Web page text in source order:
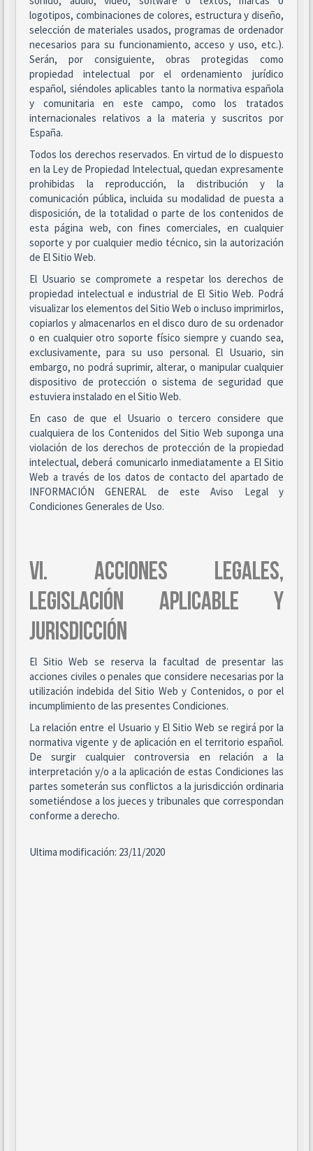
logotipos, combinaciones de colores, estructura y diseño,
selección de materiales usados, programas de ordenador
necesarios para su funcionamiento, acceso y uso, etc.).
Serán, por consiguiente, obras protegidas como
propiedad intelectual por el ordenamiento jurídico
español, siéndoles aplicables tanto la normativa española
y comunitaria en este campo, como los tratados
internacionales relativos a la materia y suscritos por
España.
Todos los derechos reservados. En virtud de lo dispuesto
en la Ley de Propiedad Intelectual, quedan expresamente
prohibidas la reproducción, la distribución y la
comunicación pública, incluida su modalidad de puesta a
disposición, de la totalidad o parte de los contenidos de
esta página web, con fines comerciales, en cualquier
soporte y por cualquier medio técnico, sin la autorización
de El Sitio Web.
El Usuario se compromete a respetar los derechos de
propiedad intelectual e industrial de El Sitio Web. Podrá
visualizar los elementos del Sitio Web o incluso imprimirlos,
copiarlos y almacenarlos en el disco duro de su ordenador
o en cualquier otro soporte físico siempre y cuando sea,
exclusivamente, para su uso personal. El Usuario, sin
embargo, no podrá suprimir, alterar, o manipular cualquier
dispositivo de protección o sistema de seguridad que
estuviera instalado en el Sitio Web.
En caso de que el Usuario o tercero considere que
cualquiera de los Contenidos del Sitio Web suponga una
violación de los derechos de protección de la propiedad
intelectual, deberá comunicarlo inmediatamente a El Sitio
Web a través de los datos de contacto del apartado de
INFORMACIÓN GENERAL de este Aviso Legal y
Condiciones Generales de Uso.
VI. ACCIONES LEGALES,
LEGISLACIÓN APLICABLE Y
JURISDICCIÓN
El Sitio Web se reserva la facultad de presentar las
acciones civiles o penales que considere necesarias por la
utilización indebida del Sitio Web y Contenidos, o por el
incumplimiento de las presentes Condiciones.
La relación entre el Usuario y El Sitio Web se regirá por la
normativa vigente y de aplicación en el territorio español.
De surgir cualquier controversia en relación a la
interpretación y/o a la aplicación de estas Condiciones las
partes someterán sus conflictos a la jurisdicción ordinaria
sometiéndose a los jueces y tribunales que correspondan
conforme a derecho.
Ultima modificación: 23/11/2020